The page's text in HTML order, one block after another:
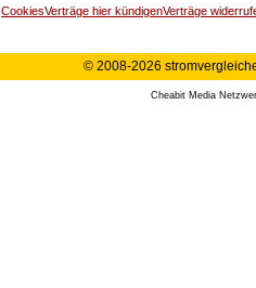
CookiesVerträge hier kündigenVerträge
© 2008-2026
Cheabit Media